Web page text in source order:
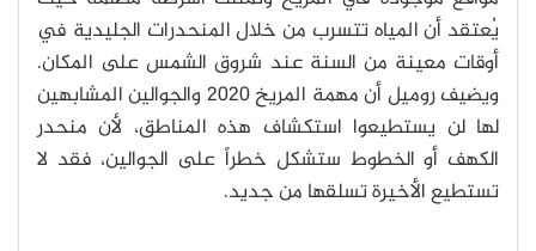
يُعتقد أن المياه تتسرب من خلال المنحدرات الجليدية في
أوقات معينة من السنة عند شروق الشمس على المكان.
ويضيف روميل أن مهمة المريخ 2020 والجوالين المشابهين
لها لن يستطيعوا استكشاف هذه المناطق، لأن منحدر
الكهف أو الخطوط ستشكل خطراً على الجوالين، فقد لا
تستطيع الأخيرة تسلقها من جديد.